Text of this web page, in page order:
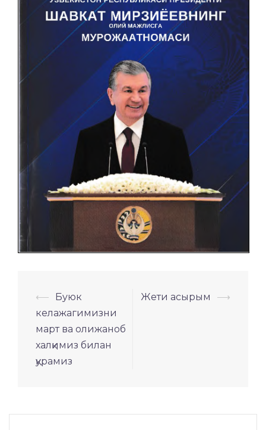
Навигация
по
записям
⟵
Буюк
келажагимизни
март ва олижаноб
халқимиз билан
қурамиз
Жети асырым ⟶